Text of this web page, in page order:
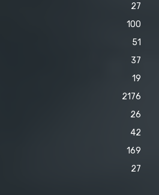
27
100
51
37
19
2176
26
42
169
27